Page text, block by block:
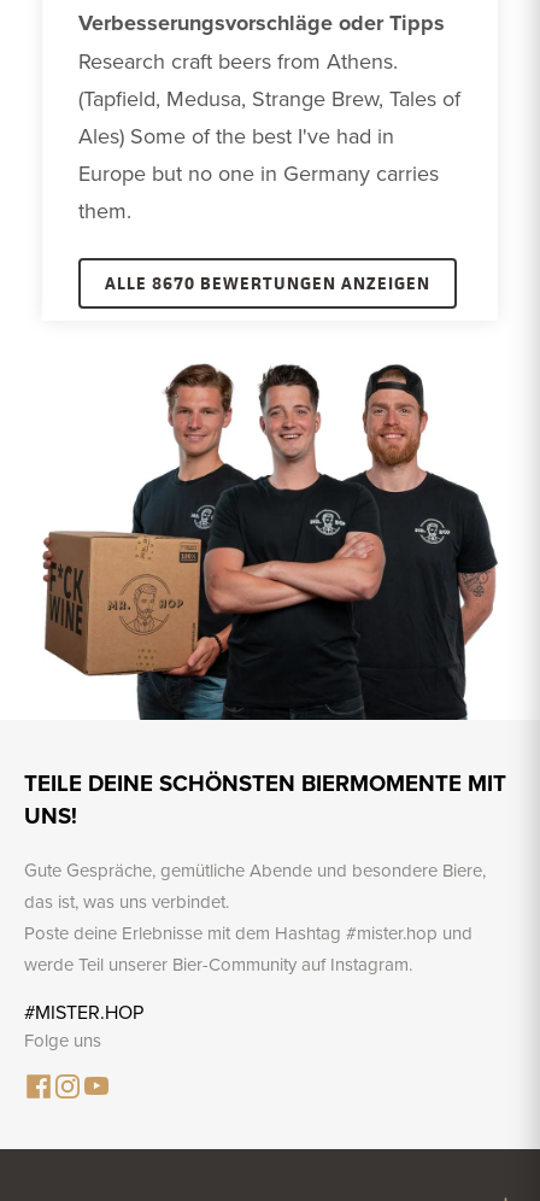
Verbesserungsvorschläge oder Tipps
Research craft beers from Athens.
(Tapfield, Medusa, Strange Brew, Tales of
Ales) Some of the best I've had in
Europe but no one in Germany carries
them.
ALLE 8670 BEWERTUNGEN ANZEIGEN
TEILE DEINE SCHÖNSTEN BIERMOMENTE MIT
UNS!
Gute Gespräche, gemütliche Abende und besondere Biere,
das ist, was uns verbindet.
Poste deine Erlebnisse mit dem Hashtag #mister.hop und
werde Teil unserer Bier-Community auf Instagram.
#MISTER.HOP
Folge uns